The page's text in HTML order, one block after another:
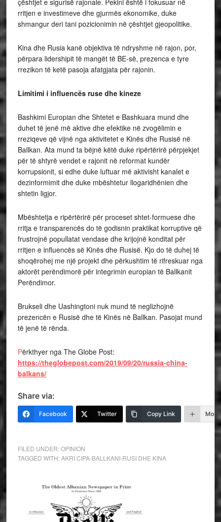
çështjet e sigurisë rajonale. Pekini është i fokusuar në
rritjen e investimeve dhe gjurmës ekonomike, duke
shmangur deri tani pozicionimin në çështjet gjeopolitike.
Kina dhe Rusia kanë objektiva të ndryshme në rajon, por,
përpara lidershipit të mangët të BE-së, prezenca e tyre
rrezikon të ketë pasoja afatgjata për rajonin.
Limitimi i influencës ruse dhe kineze
Bashkimi Europian dhe Shtetet e Bashkuara mund dhe
duhet të jenë më aktive dhe efektike në zvogëlimin e
rreziqeve që vijnë nga aktivitetet e Kinës dhe Rusisë në
Ballkan. Ata mund ta bëjnë këtë duke ripërtërirë përpjekjet
për të shtyrë vendet e rajonit në reformat kundër
korrupsionit, si edhe duke luftuar më aktivisht kanalet e
dezinformimit dhe duke mbështetur llogaridhënien dhe
shtetin ligjor.
Mbështetja e ripërtërirë për proceset shtet-formuese dhe
rritja e transparencës do të godisnin praktikat korruptive që
frustrojnë popullatat vendase dhe krijojnë konditat për
rritjen e influencës së Kinës dhe Rusisë. Kjo do të duhej të
shoqërohej me një projekt dhe përkushtim të rifreskuar nga
aktorët perëndimorë për integrimin europian të Ballkanit
Perëndimor.
Brukseli dhe Uashingtoni nuk mund të neglizhojnë
prezencën e Rusisë dhe të Kinës në Ballkan. Pasojat mund
të jenë të rënda.
Përkthyer nga The Globe Post:
https://theglobepost.com/2019/09/20/russia-china-
balkans/
Share via:
Facebook Twitter Copy Link More
FILED UNDER:OPINION
TAGGED WITH:AKRI CIPA-BALLKANI-RUSI DHE KINA